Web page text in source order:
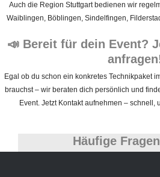
Auch die Region Stuttgart bedienen wir
Waiblingen, Böblingen, Sindelfingen,
📣 Bereit für dein Event?
Egal ob du schon ein konkretes Technikpaket
brauchst – wir beraten dich persönlich und
Event. Jetzt Kontakt aufnehmen – schnell,
Häufige